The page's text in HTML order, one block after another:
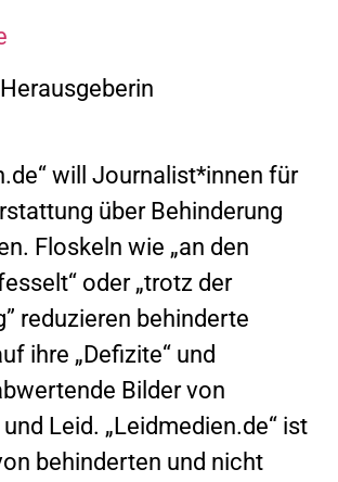
will Journalist*innen für
über Behinderung
Floskeln wie „an den
oder „trotz der
reduzieren behinderte
ihre „Defizite“ und
Bilder von
Leid. „Leidmedien.de“ ist
behinderten und nicht